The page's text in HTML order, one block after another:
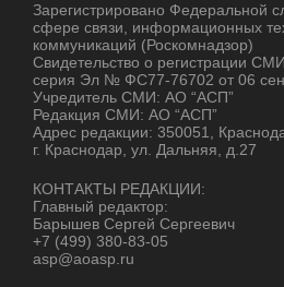
Зарегистрировано Федеральной
сфере связи, информационных
коммуникаций (Роскомнадзор)
Свидетельство о регистрации
серия Эл № ФС77-76702 от 06
Учредитель СМИ: АО “АСП”
Редакция СМИ: АО “АСП”
Адрес редакции: 350051,
г. Краснодар, ул. Дальняя, д.27
КОНТАКТЫ РЕДАКЦИИ:
Главный редактор:
Барышев Сергей Сергеевич
+7 (499) 380-83-05
asp@aoasp.ru